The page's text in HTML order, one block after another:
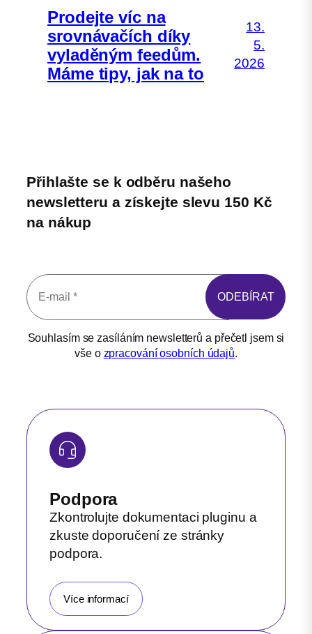
Prodejte víc na
srovnávačích díky
vyladěným feedům.
Máme tipy, jak na to
13.
5.
2026
Přihlašte se k odběru našeho
newsletteru a získejte slevu 150 Kč
na nákup
Souhlasím se zasíláním newsletterů a přečetl jsem si
vše o zpracování osobních údajů.
Podpora
Zkontrolujte dokumentaci pluginu a
zkuste doporučení ze stránky
podpora.
Více informací